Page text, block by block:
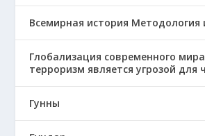
Всемирная история Методология
Глобализация современного
терроризм является угрозой для
Гунны